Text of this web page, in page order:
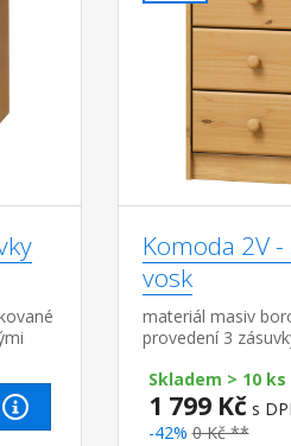
Komoda 2V
vosk
materiál masiv
provedení 3
Skladem > 10 ks
1 799 Kč s
-42% 0 Kč **